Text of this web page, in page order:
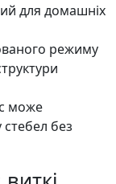
для домашніх
режиму
може
без